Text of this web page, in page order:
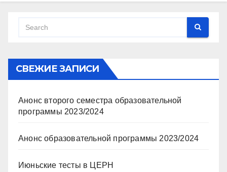
СВЕЖИЕ ЗАПИСИ
Анонс второго семестра образовательной
программы 2023/2024
Анонс образовательной программы 2023/2024
Июньские тесты в ЦЕРН